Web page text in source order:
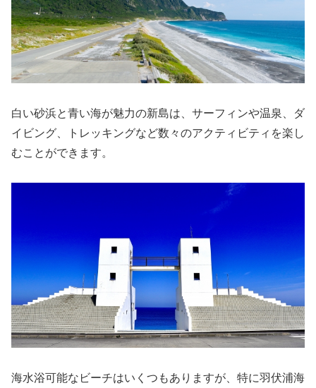
白い砂浜と青い海が魅力の新島は、サーフィンや温泉、ダ
イビング、トレッキングなど数々のアクティビティを楽し
むことができます。
海水浴可能なビーチはいくつもありますが、特に羽伏浦海